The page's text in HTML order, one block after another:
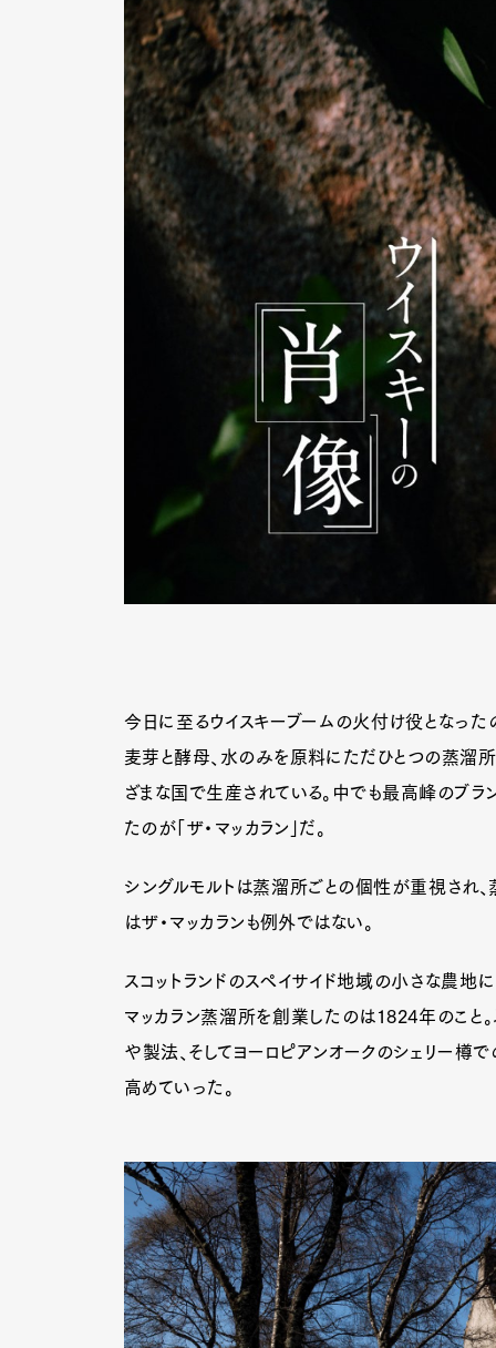
今日に至るウイスキーブームの火付け役となった
麦芽と酵母、水のみを原料にただひとつの蒸溜所
ざまな国で生産されている。中でも最高峰のブラ
たのが「ザ・マッカラン」だ。
シングルモルトは蒸溜所ごとの個性が重視され
はザ・マッカランも例外ではない。
スコットランドのスペイサイド地域の小さな農地
マッカラン蒸溜所を創業したのは1824年のこと
や製法、そしてヨーロピアンオークのシェリー樽
高めていった。